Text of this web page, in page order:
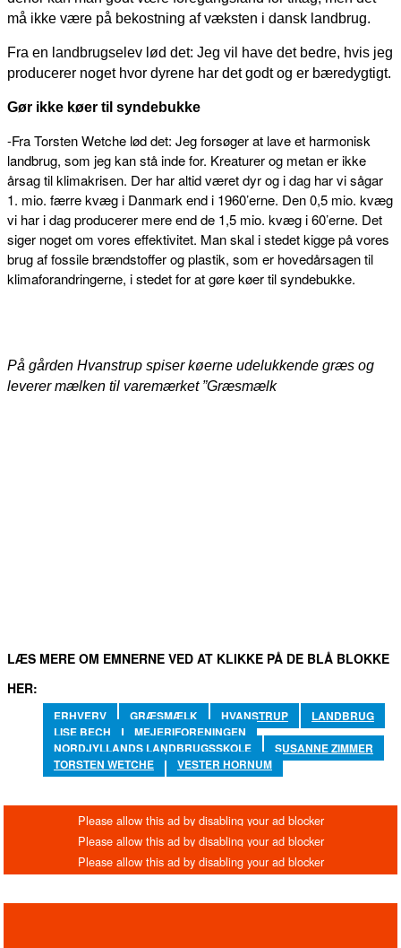
må ikke være på bekostning af væksten i dansk landbrug.
Fra en landbrugselev lød det: Jeg vil have det bedre, hvis jeg
producerer noget hvor dyrene har det godt og er bæredygtigt.
Gør ikke køer til syndebukke
-Fra Torsten Wetche lød det: Jeg forsøger at lave et harmonisk
landbrug, som jeg kan stå inde for. Kreaturer og metan er ikke
årsag til klimakrisen. Der har altid været dyr og i dag har vi sågar
1. mio. færre kvæg i Danmark end i 1960’erne. Den 0,5 mio. kvæg
vi har i dag producerer mere end de 1,5 mio. kvæg i 60’erne. Det
siger noget om vores effektivitet. Man skal i stedet kigge på vores
brug af fossile brændstoffer og plastik, som er hovedårsagen til
klimaforandringerne, i stedet for at gøre køer til syndebukke.
På gården Hvanstrup spiser køerne udelukkende græs og
leverer mælken til varemærket ”Græsmælk
LÆS MERE OM EMNERNE VED AT KLIKKE PÅ DE BLÅ BLOKKE
HER:
ERHVERV GRÆSMÆLK HVANSTRUP
LANDBRUG
LISE BECH
MEJERIFORENINGEN
NORDJYLLANDS LANDBRUGSSKOLE
SUSANNE ZIMMER
TORSTEN WETCHE
VESTER HORNUM